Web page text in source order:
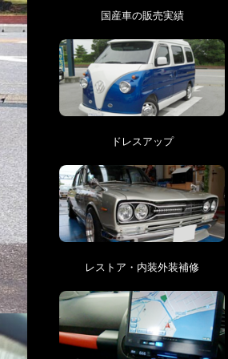
国産車の販売実績
ドレスアップ
レストア・内装外装補修